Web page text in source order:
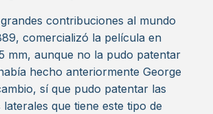
contribuciones al mundo
comercializó la película en
mm, aunque no la pudo patentar
hecho anteriormente George
sí que pudo patentar las
que tiene este tipo de